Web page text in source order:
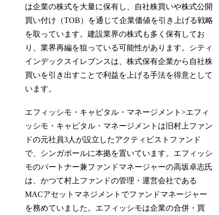
は企業の株式を大量に保有し、自社株買いや株式公開
買い付け（TOB）を通じて企業価値を引き上げる戦略
を取っています。建設業界の株式も多く保有してお
り、業界再編を狙っている可能性があります。シティ
インデックスイレブンスは、株式保有企業から自社株
買いを引き出すことで利益を上げる手法を得意として
います。
エフィッシモ・キャピタル・マネージメント>エフィ
ッシモ・キャピタル・マネージメントは旧村上ファン
ドの元社員3人が設立したアクティビストファンド
で、シンガポールに本拠を置いています。エフィッシ
モのパートナー兼ファンドマネージャーの高坂卓志氏
は、かつて村上ファンドの管理・運営会社である
MACアセットマネジメントでファンドマネージャー
を務めていました。エフィッシモは企業の合併・買